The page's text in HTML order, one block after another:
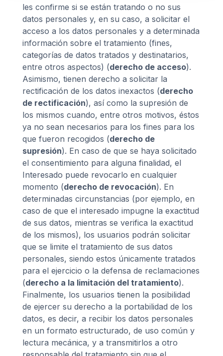
les confirme si se están tratando o no sus
datos personales y, en su caso, a solicitar el
acceso a los datos personales y a determinada
información sobre el tratamiento (fines,
categorías de datos tratados y destinatarios,
entre otros aspectos) (derecho de acceso).
Asimismo, tienen derecho a solicitar la
rectificación de los datos inexactos (derecho
de rectificación), así como la supresión de
los mismos cuando, entre otros motivos, éstos
ya no sean necesarios para los fines para los
que fueron recogidos (derecho de
supresión). En caso de que se haya solicitado
el consentimiento para alguna finalidad, el
Interesado puede revocarlo en cualquier
momento (derecho de revocación). En
determinadas circunstancias (por ejemplo, en
caso de que el interesado impugne la exactitud
de sus datos, mientras se verifica la exactitud
de los mismos), los usuarios podrán solicitar
que se limite el tratamiento de sus datos
personales, siendo estos únicamente tratados
para el ejercicio o la defensa de reclamaciones
(derecho a la limitación del tratamiento).
Finalmente, los usuarios tienen la posibilidad
de ejercer su derecho a la portabilidad de los
datos, es decir, a recibir los datos personales
en un formato estructurado, de uso común y
lectura mecánica, y a transmitirlos a otro